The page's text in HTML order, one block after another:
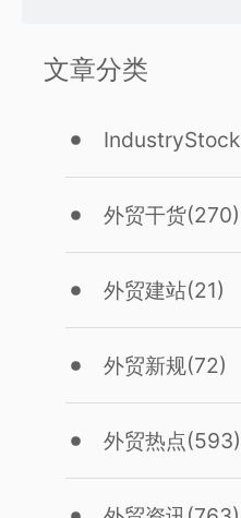
文章分类
IndustryStock
外贸干货(270)
外贸建站(21)
外贸新规(72)
外贸热点(593)